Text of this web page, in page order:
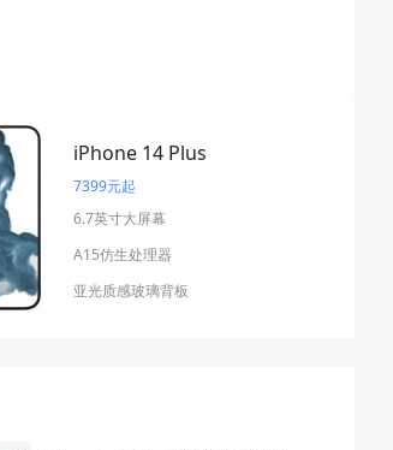
iPhone 14 Plus
7399元起
6.7英寸大屏幕
A15仿生处理器
亚光质感玻璃背板